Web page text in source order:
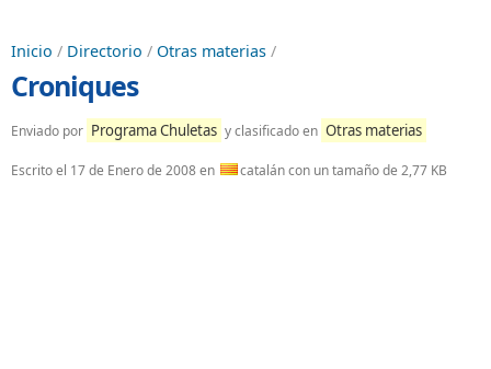
Inicio / Directorio / Otras materias /
Croniques
Enviado por Programa Chuletas y clasificado en Otras materias
Escrito el 17 de Enero de 2008en catalán con un tamaño de 2,77 KB